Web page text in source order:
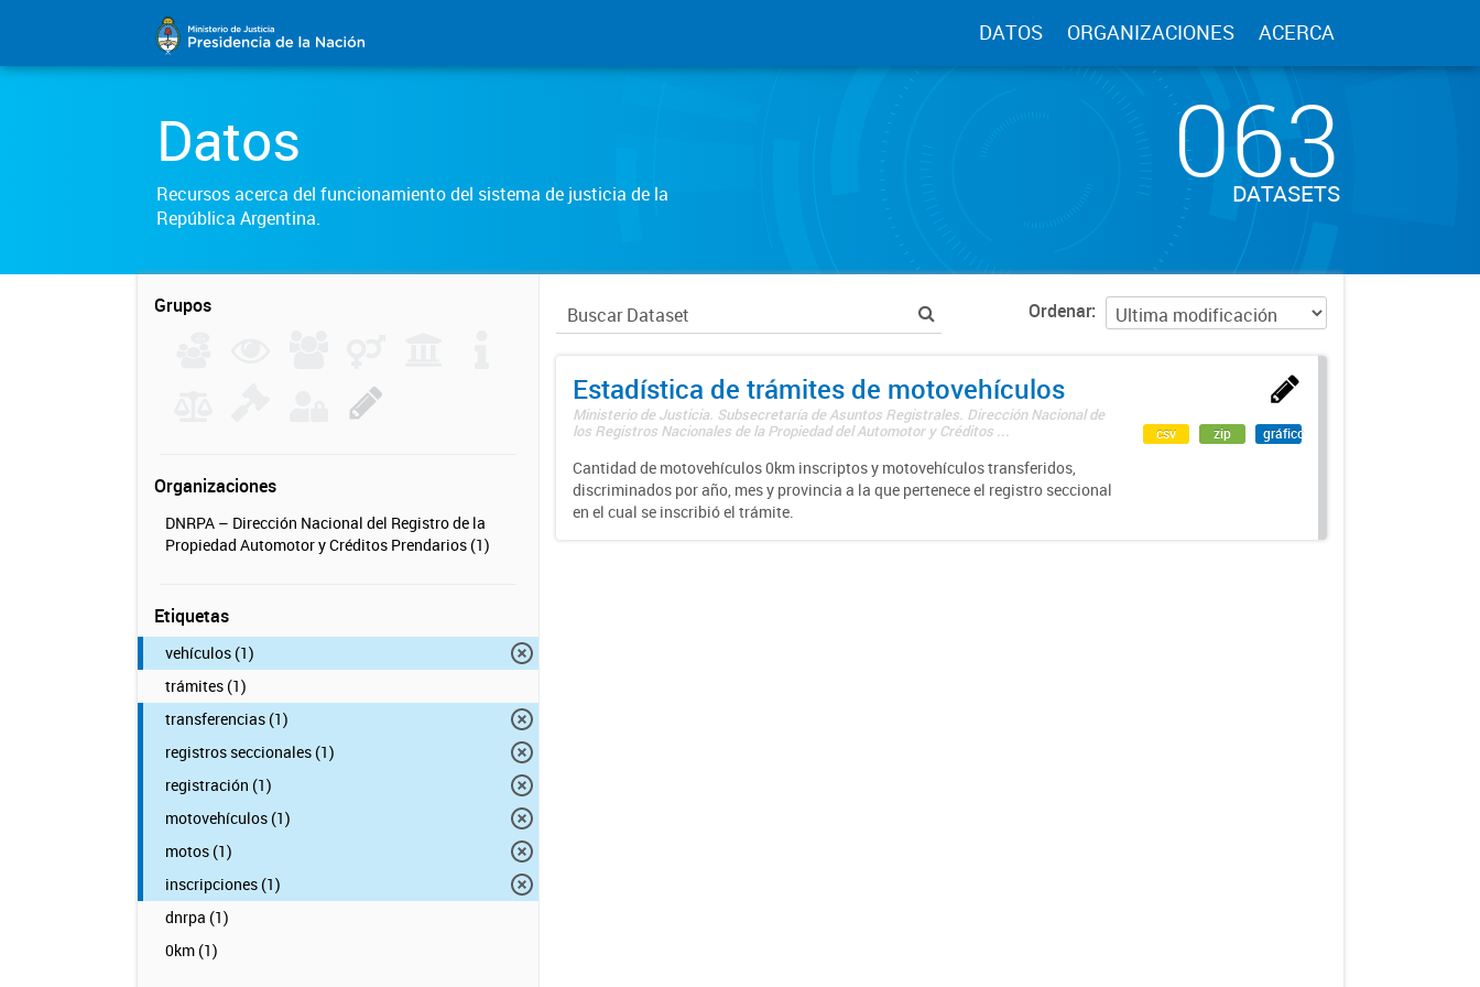
DATOS ORGANIZACIONES ACERCA
Datos
Recursos acerca del funcionamiento del sistema de justicia de la
República Argentina.
063
DATASETS
Grupos
Organizaciones
DNRPA – Dirección Nacional del Registro de la
Propiedad Automotor y Créditos Prendarios (1)
Etiquetas
vehículos (1)
trámites (1)
transferencias (1)
registros seccionales (1)
registración (1)
motovehículos (1)
motos (1)
inscripciones (1)
dnrpa (1)
0km (1)
Ordenar
Estadística de trámites de motovehículos
Ministerio de Justicia. Subsecretaría de Asuntos Registrales. Dirección Nacional de
los Registros Nacionales de la Propiedad del Automotor y Créditos ...
Cantidad de motovehículos 0km inscriptos y motovehículos transferidos,
discriminados por año, mes y provincia a la que pertenece el registro seccional
en el cual se inscribió el trámite.
csv zip gráfico